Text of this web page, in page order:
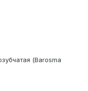
(Barosma